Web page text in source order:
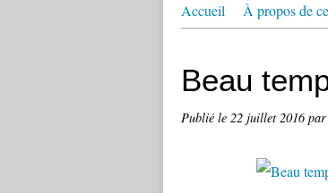
Accueil À propos de
Beau
Publié le 22 juillet 2016